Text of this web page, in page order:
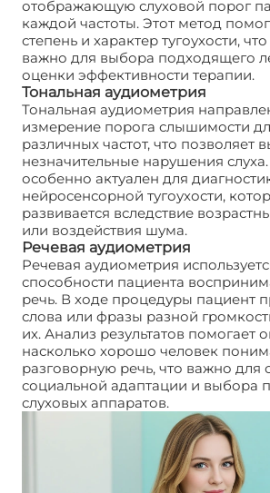
отображающую слуховой порог
каждой частоты. Этот метод
степень и характер тугоухости,
важно для выбора подходящего
оценки эффективности терапии.
Тональная аудиометрия
Тональная аудиометрия
измерение порога слышимости
различных частот, что позволяет
незначительные нарушения
особенно актуален для
нейросенсорной тугоухости,
развивается вследствие
или воздействия шума.
Речевая аудиометрия
Речевая аудиометрия
способности пациента
речь. В ходе процедуры пациент
слова или фразы разной
их. Анализ результатов помогает
насколько хорошо человек
разговорную речь, что важно для
социальной адаптации и выбора
слуховых аппаратов.